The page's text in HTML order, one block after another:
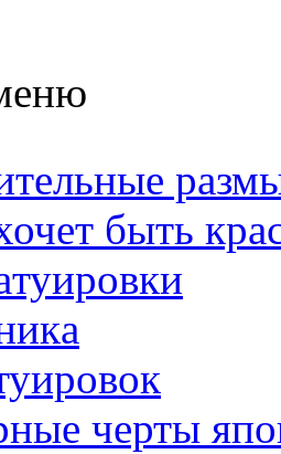
быть
черты